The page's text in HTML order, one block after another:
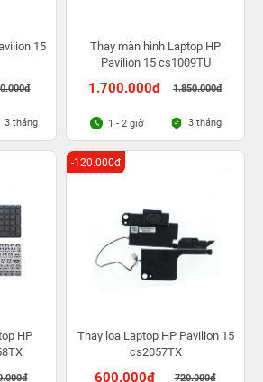
15
3 tháng
Thay màn hình Laptop HP
Pavilion 15 cs1009TU
1.700.000đ 1.850.000đ
1 - 2 giờ 3 tháng
HP
Thay loa Laptop HP Pavilion 15
cs2057TX
600.000đ 720.000đ
-120.000đ